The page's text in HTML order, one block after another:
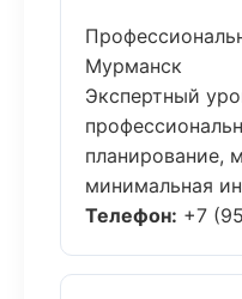
Мурманск
Экспертный
планирование,
минимальная
Телефон: +7